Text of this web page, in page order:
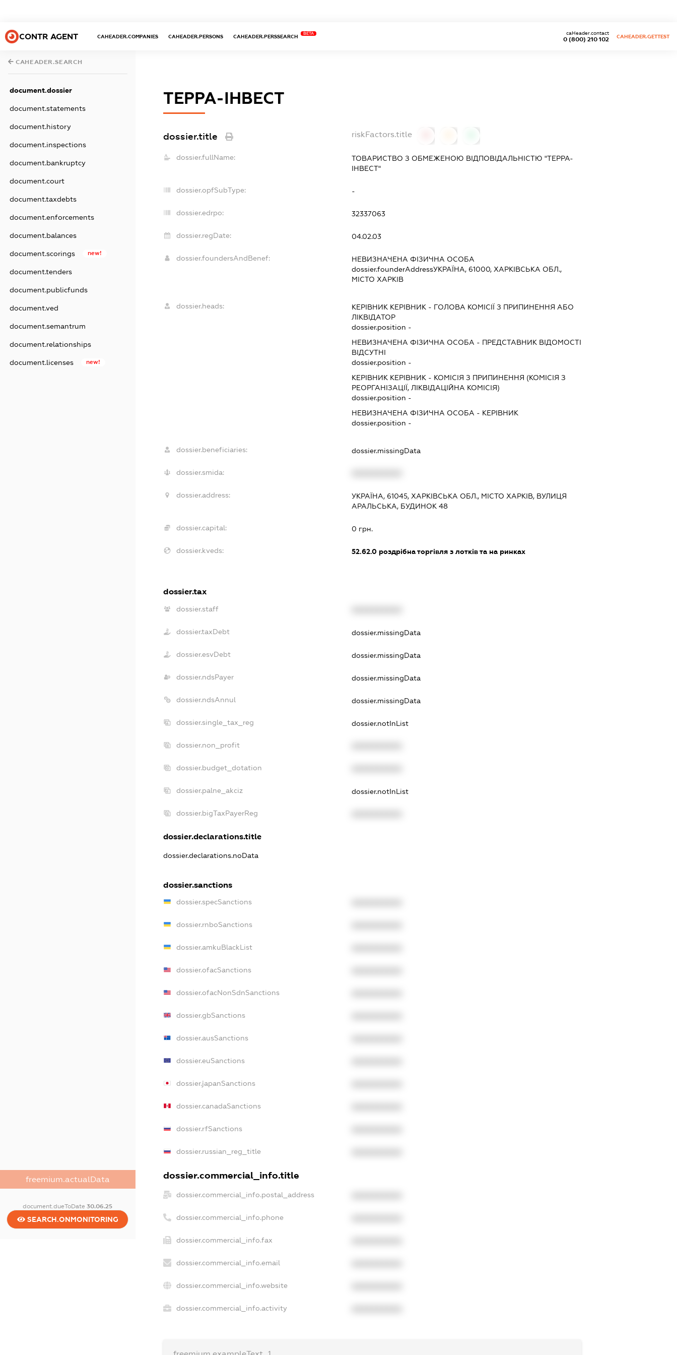
CONTR AGENT CAHEADER.COMPANIES CAHEADER.PERSONS CAHEADER.PERSSEARCH
BETA
0 (800) 210 102
caHeader.contact
CAHEADER.GETTEST
CAHEADER.SEARCH
document.dossier
document.statements
document.history
document.inspections
document.bankruptcy
document.court
document.taxdebts
document.enforcements
document.balances
document.scorings new!
document.tenders
document.publicfunds
document.ved
document.semantrum
document.relationships
document.licenses new!
freemium.actualData
document.dueToDate30.06.25
SEARCH.ONMONITORING
ТЕРРА-ІНВЕСТ
dossier.title riskFactors.title
dossier.fullName:
ТОВАРИСТВО З ОБМЕЖЕНОЮ ВІДПОВІДАЛЬНІСТЮ "ТЕРРА-
ІНВЕСТ"
dossier.opfSubType: -
dossier.edrpo: 32337063
dossier.regDate: 04.02.03
dossier.foundersAndBenef:
НЕВИЗНАЧЕНА ФІЗИЧНА ОСОБА
dossier.founderAddressУКРАЇНА, 61000, ХАРКІВСЬКА ОБЛ.,
МІСТО ХАРКІВ
dossier.heads: КЕРІВНИК КЕРІВНИК- ГОЛОВА КОМІСІЇ З ПРИПИНЕННЯ АБО
ЛІКВІДАТОР
dossier.position -
НЕВИЗНАЧЕНА ФІЗИЧНА ОСОБА - ПРЕДСТАВНИКВІДОМОСТІ
ВІДСУТНІ
dossier.position -
КЕРІВНИК КЕРІВНИК- КОМІСІЯ З ПРИПИНЕННЯ (КОМІСІЯ З
РЕОРГАНІЗАЦІЇ, ЛІКВІДАЦІЙНА КОМІСІЯ)
dossier.position -
НЕВИЗНАЧЕНА ФІЗИЧНА ОСОБА - КЕРІВНИК
dossier.position -
dossier.beneficiaries: dossier.missingData
dossier.smida:
dossier.address:
УКРАЇНА, 61045, ХАРКІВСЬКА ОБЛ., МІСТО ХАРКІВ, ВУЛИЦЯ
АРАЛЬСЬКА, БУДИНОК 48
dossier.capital: 0 грн.
dossier.kveds: 52.62.0роздрібна торгівля з лотків та на ринках
dossier.tax
dossier.staff
dossier.taxDebt dossier.missingData
dossier.esvDebt dossier.missingData
dossier.ndsPayer dossier.missingData
dossier.ndsAnnul dossier.missingData
dossier.single_tax_reg dossier.notInList
dossier.non_profit
dossier.budget_dotation
dossier.palne_akciz dossier.notInList
dossier.bigTaxPayerReg
dossier.declarations.title
dossier.declarations.noData
dossier.sanctions
dossier.specSanctions
dossier.rnboSanctions
dossier.amkuBlackList
dossier.ofacSanctions
dossier.ofacNonSdnSanctions
dossier.gbSanctions
dossier.ausSanctions
dossier.euSanctions
dossier.japanSanctions
dossier.canadaSanctions
dossier.rfSanctions
dossier.russian_reg_title
dossier.commercial_info.title
dossier.commercial_info.postal_address
dossier.commercial_info.phone
dossier.commercial_info.fax
dossier.commercial_info.email
dossier.commercial_info.website
dossier.commercial_info.activity